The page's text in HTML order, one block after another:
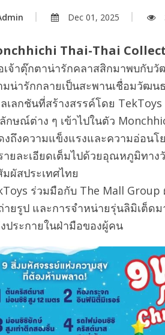
Dec 01, 2025
Thai-Thai
เจ้าตุ๊กตาน่ารักคลาสสิกมาพบกับ
มน่ารักกลายเป็นสะพานเชื่อมวัฒน
เลกชันที่สร้างสรรค์โดย
กษณ์ต่าง ๆ เข้าไปในตัว
งถึงความแข็งแรงและความอ่อน
ายละเอียดเต็มไปด้วยอุณหภูมิทา
ผัสประเทศไทย
ร่วมมือกับ The Mall
ายรูป และการจำหน่ายรุ่นลิมิเต็ด
งประกายในฝ่ามือของผู้คน